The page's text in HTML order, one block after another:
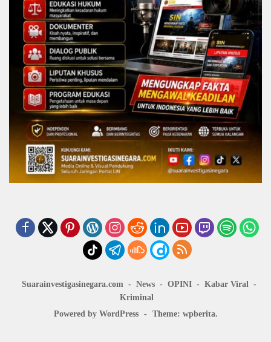
Suarainvestigasinegara.com News OPINI
Kabar Viral
Kriminal
Powered by WordPress
- Theme: wpberita.